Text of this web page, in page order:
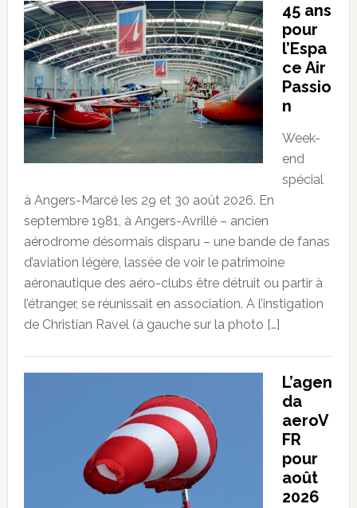
45 ans
pour
l’Espa
ce Air
Passio
n
Week-
end
spécial
à Angers-Marcé les 29 et 30 août 2026. En
septembre 1981, à Angers-Avrillé – ancien
aérodrome désormais disparu – une bande de fanas
d’aviation légère, lassée de voir le patrimoine
aéronautique des aéro-clubs être détruit ou partir à
l’étranger, se réunissait en association. A l’instigation
de Christian Ravel (à gauche sur la photo […]
L’agen
da
aeroV
FR
pour
août
2026